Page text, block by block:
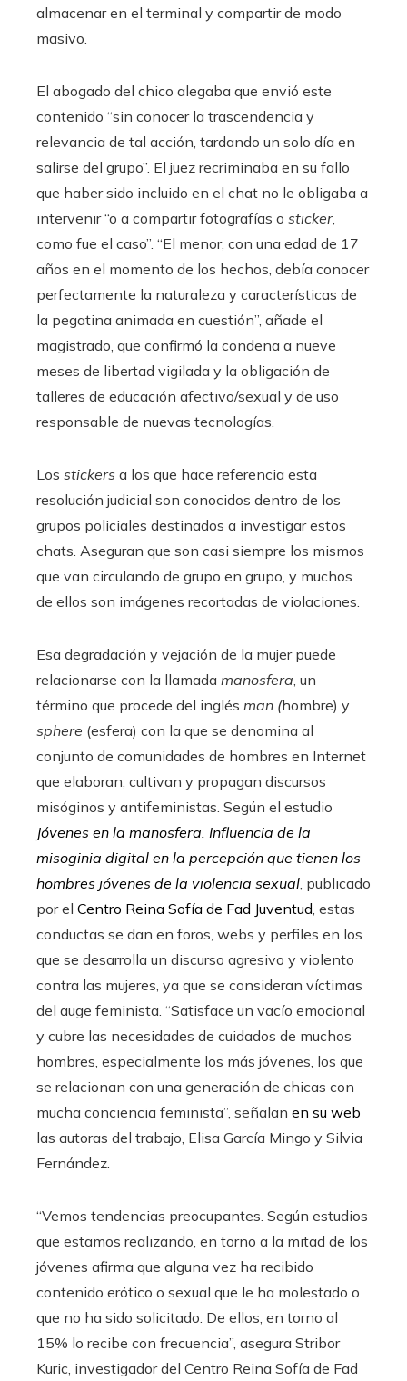
almacenar en el terminal y compartir de modo
masivo.
El abogado del chico alegaba que envió este
contenido “sin conocer la trascendencia y
relevancia de tal acción, tardando un solo día en
salirse del grupo”. El juez recriminaba en su fallo
que haber sido incluido en el chat no le obligaba a
intervenir “o a compartir fotografías o sticker,
como fue el caso”. “El menor, con una edad de 17
años en el momento de los hechos, debía conocer
perfectamente la naturaleza y características de
la pegatina animada en cuestión”, añade el
magistrado, que confirmó la condena a nueve
meses de libertad vigilada y la obligación de
talleres de educación afectivo/sexual y de uso
responsable de nuevas tecnologías.
Los stickers a los que hace referencia esta
resolución judicial son conocidos dentro de los
grupos policiales destinados a investigar estos
chats. Aseguran que son casi siempre los mismos
que van circulando de grupo en grupo, y muchos
de ellos son imágenes recortadas de violaciones.
Esa degradación y vejación de la mujer puede
relacionarse con la llamada manosfera , un
término que procede del inglés man (hombre) y
sphere (esfera) con la que se denomina al
conjunto de comunidades de hombres en Internet
que elaboran, cultivan y propagan discursos
misóginos y antifeministas. Según el estudio
Jóvenes en la manosfera. Influencia de la
misoginia digital en la percepción que tienen los
hombres jóvenes de la violencia sexual , publicado
por el Centro Reina Sofía de Fad Juventud , estas
conductas se dan en foros, webs y perfiles en los
que se desarrolla un discurso agresivo y violento
contra las mujeres, ya que se consideran víctimas
del auge feminista. “Satisface un vacío emocional
y cubre las necesidades de cuidados de muchos
hombres, especialmente los más jóvenes, los que
se relacionan con una generación de chicas con
mucha conciencia feminista”, señalan en su web
las autoras del trabajo, Elisa García Mingo y Silvia
Fernández.
“Vemos tendencias preocupantes. Según estudios
que estamos realizando, en torno a la mitad de los
jóvenes afirma que alguna vez ha recibido
contenido erótico o sexual que le ha molestado o
que no ha sido solicitado. De ellos, en torno al
15% lo recibe con frecuencia”, asegura Stribor
Kuric, investigador del Centro Reina Sofía de Fad